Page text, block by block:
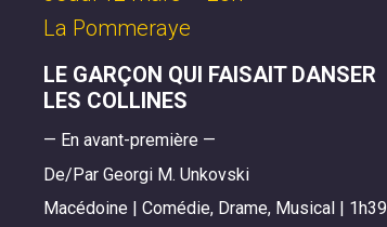
La Pommeraye
LE GARÇON QUI FAISAIT DANSER
LES COLLINES
— En avant-première —
De/Par Georgi M. Unkovski
Macédoine | Comédie, Drame, Musical | 1h39